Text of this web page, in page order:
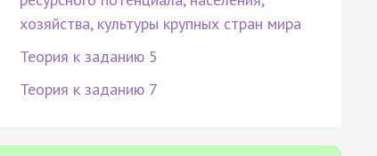
хозяйства, культуры крупных стран мира
Теория к заданию 5
Теория к заданию 7